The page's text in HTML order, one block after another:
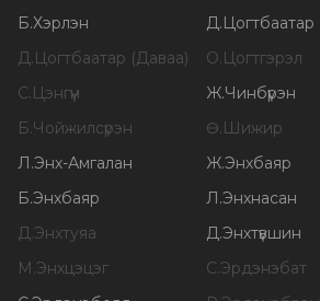
Б.Хэрлэн Д.Цогтбаатар
Д.Цогтбаатар (Даваа) О.Цогтгэрэл
С.Цэнгүүн Ж.Чинбүрэн
Б.Чойжилсүрэн Ө.Шижир
Л.Энх-Амгалан Ж.Энхбаяр
Б.Энхбаяр Л.Энхнасан
Д.Энхтуяа Д.Энхтүвшин
М.Энхцэцэг С.Эрдэнэбат